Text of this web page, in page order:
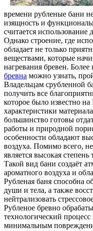
времени рубленые бани
изящность и
считается
Однако строение, где
обладает не только
веществами, которые
нагревания бревен.
бревна можно узнать,
Владельцам срубленной
получить все
которое было известно
характеристики
большинство готовы
работы и природной
особенности обладают
воздуха. Помимо всего,
является высокая
Такой вид бани создаёт
ароматного воздуха и
Рубленая баня способна
души и тела, а также
нейтрализовать
Рубленое бревно
технологический процесс
минимальным